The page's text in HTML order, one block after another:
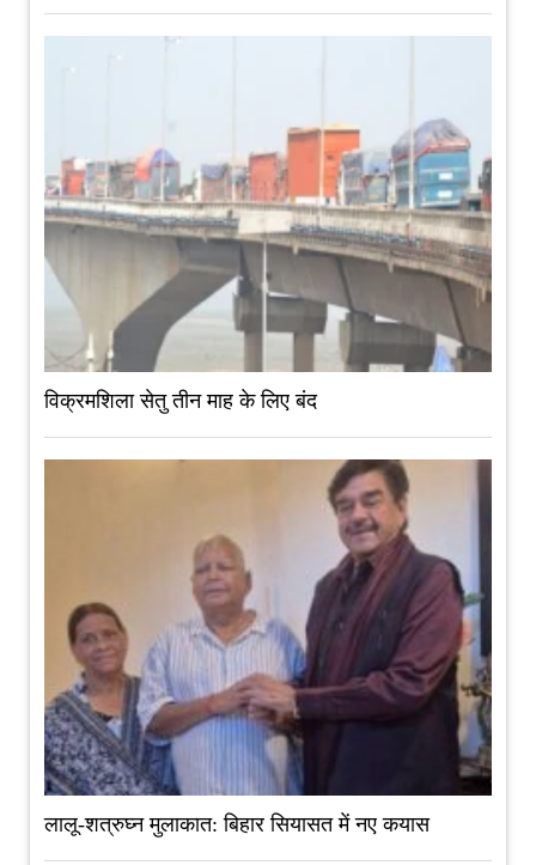
विक्रमशिला सेतु तीन माह के लिए बंद
लालू-शत्रुघ्न मुलाकात: बिहार सियासत में नए कयास